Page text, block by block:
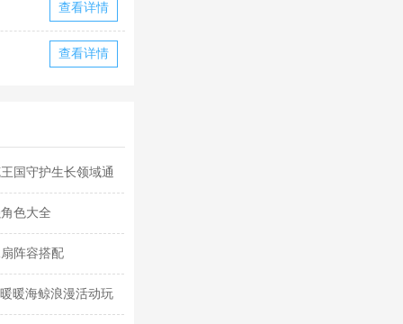
查看详情
查看详情
国守护生长领域通
色大全
阵容搭配
暖海鲸浪漫活动玩